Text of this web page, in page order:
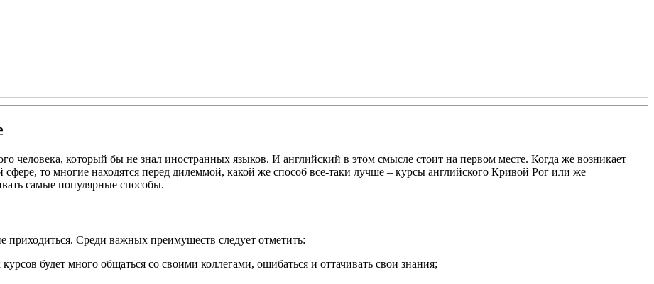
человека, который бы не знал иностранных языков. И английский в этом смысле стоит на первом месте. Когда же возникает
то многие находятся перед дилеммой, какой же способ все-таки лучше – курсы английского Кривой Рог или же
самые популярные способы.
приходиться. Среди важных преимуществ следует отметить:
будет много общаться со своими коллегами, ошибаться и оттачивать свои знания;